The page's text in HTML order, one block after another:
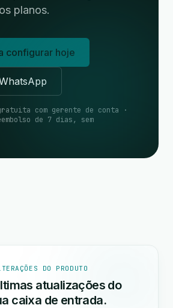
planos.
configurar hoje
com gerente de conta ·
de 7 dias, sem
DO PRODUTO
atualizações do
caixa de entrada.